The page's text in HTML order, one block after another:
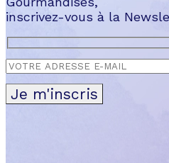
inscrivez-vous à la
Je m'inscris